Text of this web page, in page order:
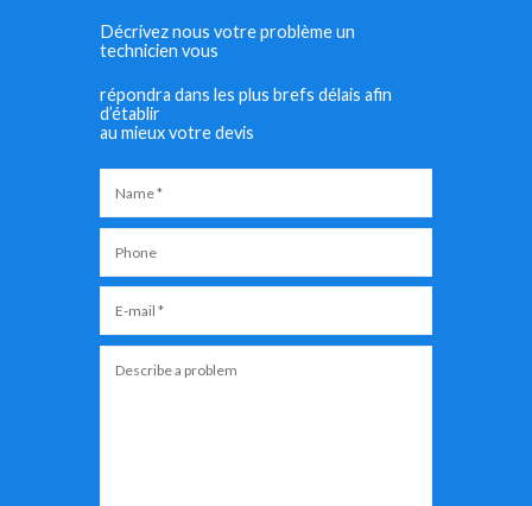
Décrivez nous votre problème un
technicien vous
répondra dans les plus brefs délais afin
d’établir
au mieux votre devis